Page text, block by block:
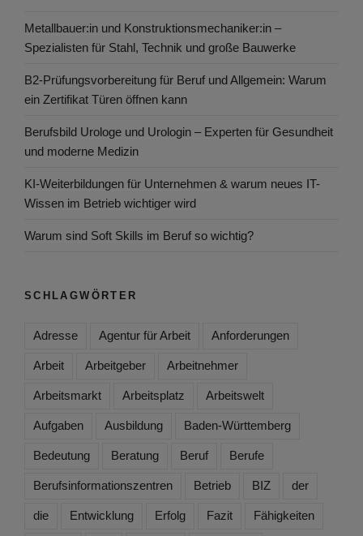
Metallbauer:in und Konstruktionsmechaniker:in –
Spezialisten für Stahl, Technik und große Bauwerke
B2-Prüfungsvorbereitung für Beruf und Allgemein: Warum
ein Zertifikat Türen öffnen kann
Berufsbild Urologe und Urologin – Experten für Gesundheit
und moderne Medizin
KI-Weiterbildungen für Unternehmen & warum neues IT-
Wissen im Betrieb wichtiger wird
Warum sind Soft Skills im Beruf so wichtig?
SCHLAGWÖRTER
Adresse Agentur für Arbeit Anforderungen
Arbeit Arbeitgeber Arbeitnehmer
Arbeitsmarkt Arbeitsplatz Arbeitswelt
Aufgaben Ausbildung Baden-Württemberg
Bedeutung Beratung Beruf Berufe
Berufsinformationszentren Betrieb BIZ der
die Entwicklung Erfolg Fazit Fähigkeiten